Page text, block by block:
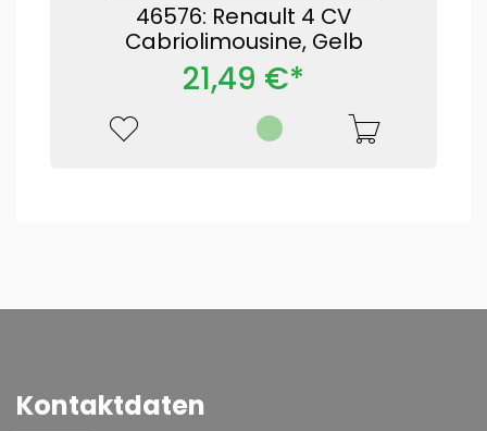
46576: Renault 4 CV
Cabriolimousine, Gelb
21,49 €*
Kontaktdaten